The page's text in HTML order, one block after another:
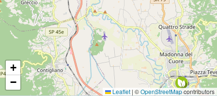
+
−
Leaflet | ©OpenStreetMapcontributors